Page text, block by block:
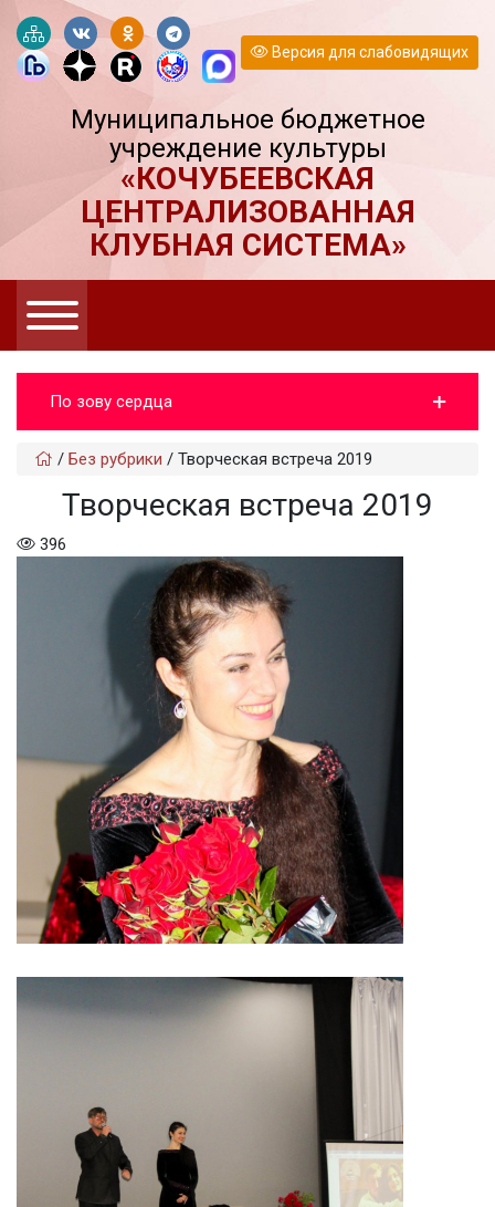
Версия для слабовидящих
Муниципальное бюджетное
учреждение культуры
«КОЧУБЕЕВСКАЯ
ЦЕНТРАЛИЗОВАННАЯ
КЛУБНАЯ СИСТЕМА»
По зову сердца
/ Без рубрики / Творческая встреча 2019
Творческая встреча 2019
396